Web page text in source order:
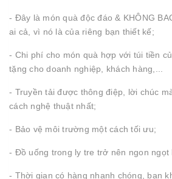
- Đây là món quà độc đáo & KHÔNG
ai cả, vì nó là của riêng bạn thiết kế;
- Chi phí cho món quà hợp với túi tiền
tặng cho doanh nghiệp, khách hàng,...
- Truyền tải được thông điệp, lời chúc
cách nghệ thuật nhất;
- Bảo vệ môi trường một cách tối ưu;
- Đồ uống trong ly tre trở nên ngon ngọt
- Thời gian có hàng nhanh chóng, bạn